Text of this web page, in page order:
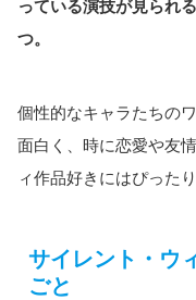
っている演技が見られ
つ。
個性的なキャラたちの
面白く、時に恋愛や友
ィ作品好きにはぴったり
サイレント・ウ
ごと